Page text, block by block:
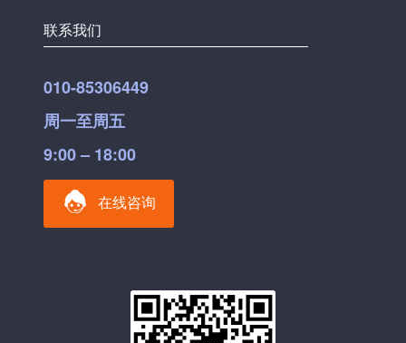
联系我们
010-85306449
周一至周五
9:00 – 18:00
在线咨询